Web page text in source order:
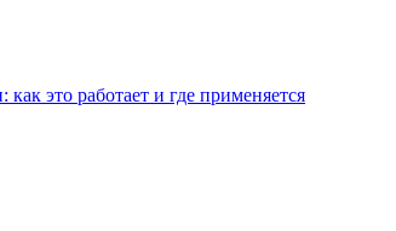
это работает и где применяется